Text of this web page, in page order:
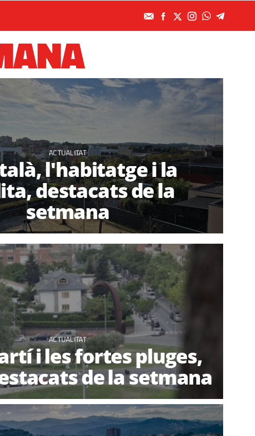
ACTUALITAT
l'habitatge i la
destacats de la
setmana
ACTUALITAT
i les fortes pluges,
de la setmana